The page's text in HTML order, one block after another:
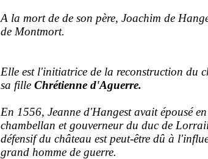
A la mort de de son père, Joachim de
de Montmort.
Elle est l'initiatrice de la reconstruction du
sa fille Chrétienne d'Aguerre.
En 1556, Jeanne d'Hangest avait épousé
chambellan et gouverneur du duc de
défensif du château est peut-être dû à
grand homme de guerre.